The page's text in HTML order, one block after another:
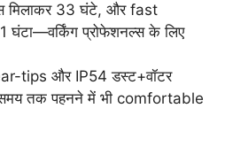
33 घंटे, और fast
प्रोफेशनल्स के लिए
tips और IP54 डस्ट+वॉटर
तक पहनने में भी comfortable